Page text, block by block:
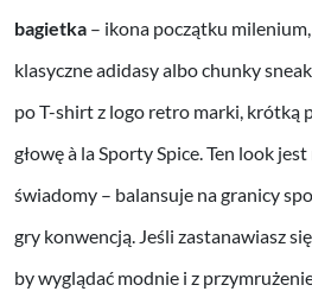
bagietka – ikona początku
klasyczne adidasy albo chunky
po T-shirt z logo retro marki, krótką
głowę à la Sporty Spice. Ten look
świadomy – balansuje na granicy
gry konwencją. Jeśli zastanawiasz
by wyglądać modnie i z